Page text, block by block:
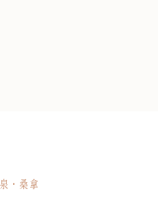
・桑拿